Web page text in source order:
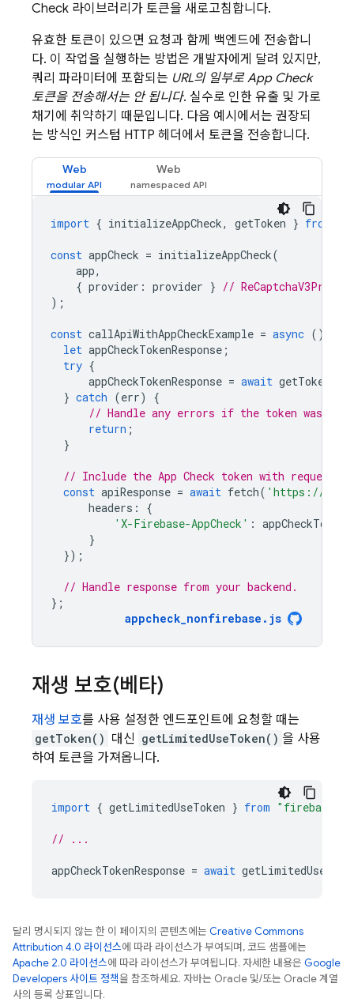
Check 라이브러리가 토큰을 새로고침합니다.
유효한 토큰이 있으면 요청과 함께 백엔드에 전송합니
다. 이 작업을 실행하는 방법은 개발자에게 달려 있지만,
쿼리 파라미터에 포함되는 URL의 일부로App Check
토큰을 전송해서는 안 됩니다. 실수로 인한 유출 및 가로
채기에 취약하기 때문입니다. 다음 예시에서는 권장되
는 방식인 커스텀 HTTP 헤더에서 토큰을 전송합니다.
Web Web
import { initializeAppCheck, getToken } from
const appCheck = initializeAppCheck(
app,
{ provider : provider } //
);
const callApiWithAppCheckExample = async ()
let appCheckTokenResponse ;
try {
appCheckTokenResponse = await getToken
} catch (err)
{
// Handle any errors if the token was
return ;
}
// Include the App Check token with requests
const apiResponse = await fetch( 'https://
headers :
{
'X-Firebase-AppCheck' :
}
});
// Handle response from your backend.
};
appcheck_nonfirebase . js
재생 보호(베타)
재생 보호를 사용 설정한 엔드포인트에 요청할 때는
getToken() 대신 getLimitedUseToken() 을 사용
하여 토큰을 가져옵니다.
import { getLimitedUseToken } from "firebase/
// ...
appCheckTokenResponse = await
달리 명시되지 않는 한 이 페이지의 콘텐츠에는 Creative Commons
Attribution 4.0 라이선스에 따라 라이선스가 부여되며, 코드 샘플에는
Apache 2.0 라이선스에 따라 라이선스가 부여됩니다. 자세한 내용은 Google
Developers 사이트 정책을 참조하세요. 자바는 Oracle 및/또는 Oracle 계열
사의 등록 상표입니다.